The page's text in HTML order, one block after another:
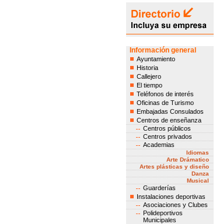
Información general
Ayuntamiento
Historia
Callejero
El tiempo
Teléfonos de interés
Oficinas de Turismo
Embajadas Consulados
Centros de enseñanza
Centros públicos
Centros privados
Academias
Idiomas
Arte Drámatico
Artes plásticas y diseño
Danza
Musical
Guarderías
Instalaciones deportivas
Asociaciones y Clubes
Polideportivos
Municipales